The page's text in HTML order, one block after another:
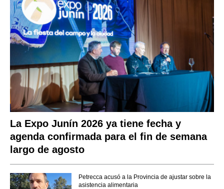
La Expo Junín 2026 ya tiene fecha y
agenda confirmada para el fin de semana
largo de agosto
Petrecca acusó a la Provincia de ajustar sobre la
asistencia alimentaria